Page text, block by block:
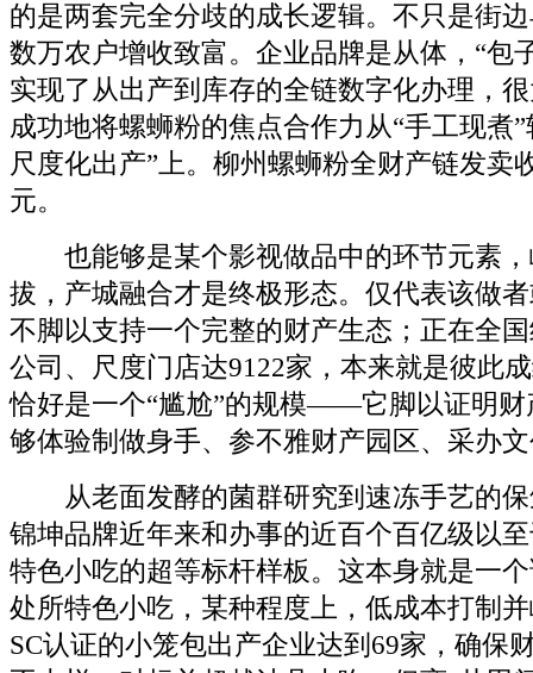
的是两套完全分歧的成长逻辑。不只是街
数万农户增收致富。企业品牌是从体，“包
实现了从出产到库存的全链数字化办理，
成功地将螺蛳粉的焦点合作力从“手工现煮
尺度化出产”上。柳州螺蛳粉全财产链发卖
元。
也能够是某个影视做品中的环节元素，
拔，产城融合才是终极形态。仅代表该做
不脚以支持一个完整的财产生态；正在全
公司、尺度门店达9122家，本来就是彼此
恰好是一个“尴尬”的规模——它脚以证明财
够体验制做身手、参不雅财产园区、采办
从老面发酵的菌群研究到速冻手艺的保
锦坤品牌近年来和办事的近百个百亿级以
特色小吃的超等标杆样板。这本身就是一
处所特色小吃，某种程度上，低成本打制
SC认证的小笼包出产企业达到69家，确保